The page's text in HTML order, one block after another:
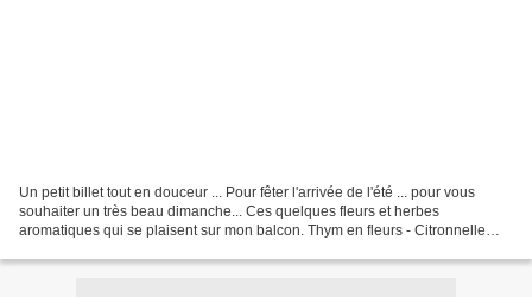
Un petit billet tout en douceur ... Pour fêter l'arrivée de l'été ... pour vous
souhaiter un très beau dimanche... Ces quelques fleurs et herbes
aromatiques qui se plaisent sur mon balcon. Thym en fleurs - Citronnelle